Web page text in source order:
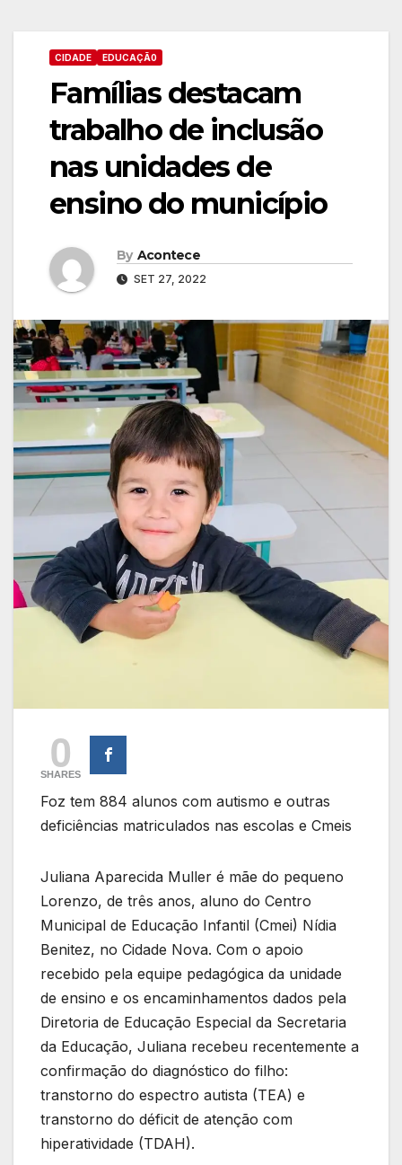
CIDADE EDUCAÇÃ0
Famílias destacam
trabalho de inclusão
nas unidades de
ensino do município
By Acontece
SET 27, 2022
0
SHARES
Foz tem 884 alunos com autismo e outras
deficiências matriculados nas escolas e Cmeis
Juliana Aparecida Muller é mãe do pequeno
Lorenzo, de três anos, aluno do Centro
Municipal de Educação Infantil (Cmei) Nídia
Benitez, no Cidade Nova. Com o apoio
recebido pela equipe pedagógica da unidade
de ensino e os encaminhamentos dados pela
Diretoria de Educação Especial da Secretaria
da Educação, Juliana recebeu recentemente a
confirmação do diagnóstico do filho:
transtorno do espectro autista (TEA) e
transtorno do déficit de atenção com
hiperatividade (TDAH).